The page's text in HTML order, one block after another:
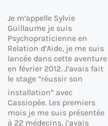
Je m’appelle Sylvie
Guillaume je suis
Psychopraticienne en
Relation d’Aide, je me suis
lancée dans cette aventure
en février 2012. J’avais fait
le stage “réussir son
installation” avec
Cassiopée. Les premiers
mois je me suis présentée
à 22 médecins, j’avais